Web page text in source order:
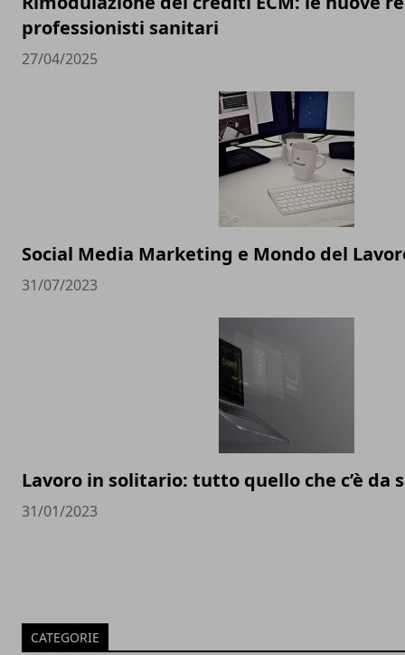
professionisti sanitari
27/04/2025
Social Media Marketing e Mondo del
31/07/2023
Lavoro in solitario: tutto quello che c’è da
31/01/2023
CATEGORIE